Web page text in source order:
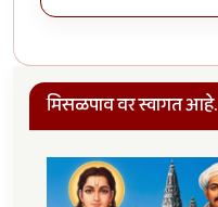
मिसळपाव वर स्वागत आहे.